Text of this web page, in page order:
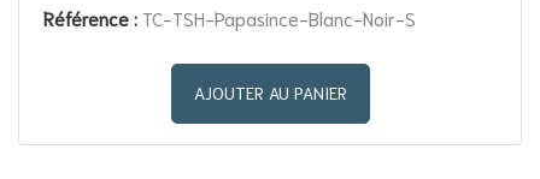
Référence : TC-TSH-Papasince-Blanc-Noir-S
AJOUTER AU PANIER